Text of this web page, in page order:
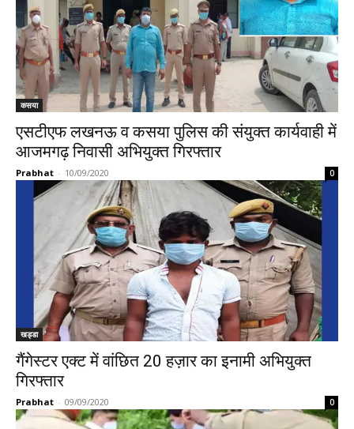
कसया
एसटीएफ लखनऊ व कसया पुलिस की संयुक्त कार्यवाही में
आजमगढ़ निवासी अभियुक्त गिरफ्तार
Prabhat - 10/09/2020 0
खड्डा
गैंगेस्टर एक्ट में वांछित 20 हज़ार का इनामी अभियुक्त
गिरफ्तार
Prabhat - 09/09/2020 0